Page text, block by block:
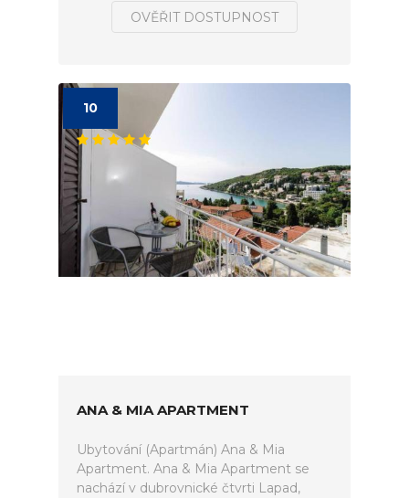
OVĚŘIT DOSTUPNOST
10
ANA & MIA APARTMENT
Ubytování (Apartmán) Ana & Mia
Apartment. Ana & Mia Apartment se
nachází v dubrovnické čtvrti Lapad,